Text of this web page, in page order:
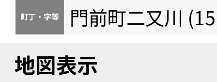
町丁・字等 門前町二又川
地図表示